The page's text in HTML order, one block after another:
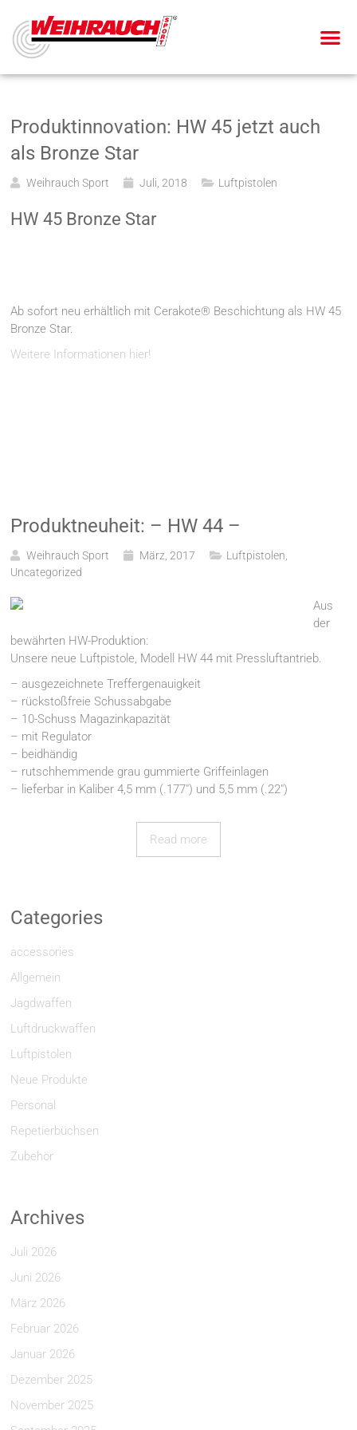
Produktinnovation: HW 45 jetzt auch
als Bronze Star
Weihrauch Sport Juli, 2018 Luftpistolen
HW 45 Bronze Star
Ab sofort neu erhältlich mit Cerakote® Beschichtung als HW 45
Bronze Star.
Weitere Informationen hier!
Produktneuheit: – HW 44 –
Weihrauch Sport März, 2017 Luftpistolen
Uncategorized
Aus
der
bewährten HW-Produktion:
Unsere neue Luftpistole, Modell HW 44 mit Pressluftantrieb.
– ausgezeichnete Treffergenauigkeit
– rückstoßfreie Schussabgabe
– 10-Schuss Magazinkapazität
– mit Regulator
– beidhändig
– rutschhemmende grau gummierte Griffeinlagen
– lieferbar in Kaliber 4,5 mm (.177″) und 5,5 mm (.22″)
Read more
Categories
accessories
Allgemein
Jagdwaffen
Luftdruckwaffen
Luftpistolen
Neue Produkte
Personal
Repetierbüchsen
Zubehör
Archives
Juli 2026
Juni 2026
März 2026
Februar 2026
Januar 2026
Dezember 2025
November 2025